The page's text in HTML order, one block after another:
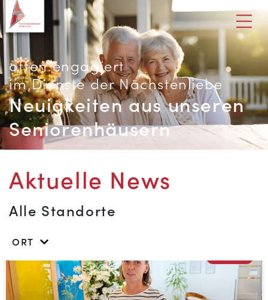
offen.engagiert
im Dienste der Nächstenliebe
Neuigkeiten aus unseren
Seniorenhäusern
Aktuelle News
Alle Standorte
ORT